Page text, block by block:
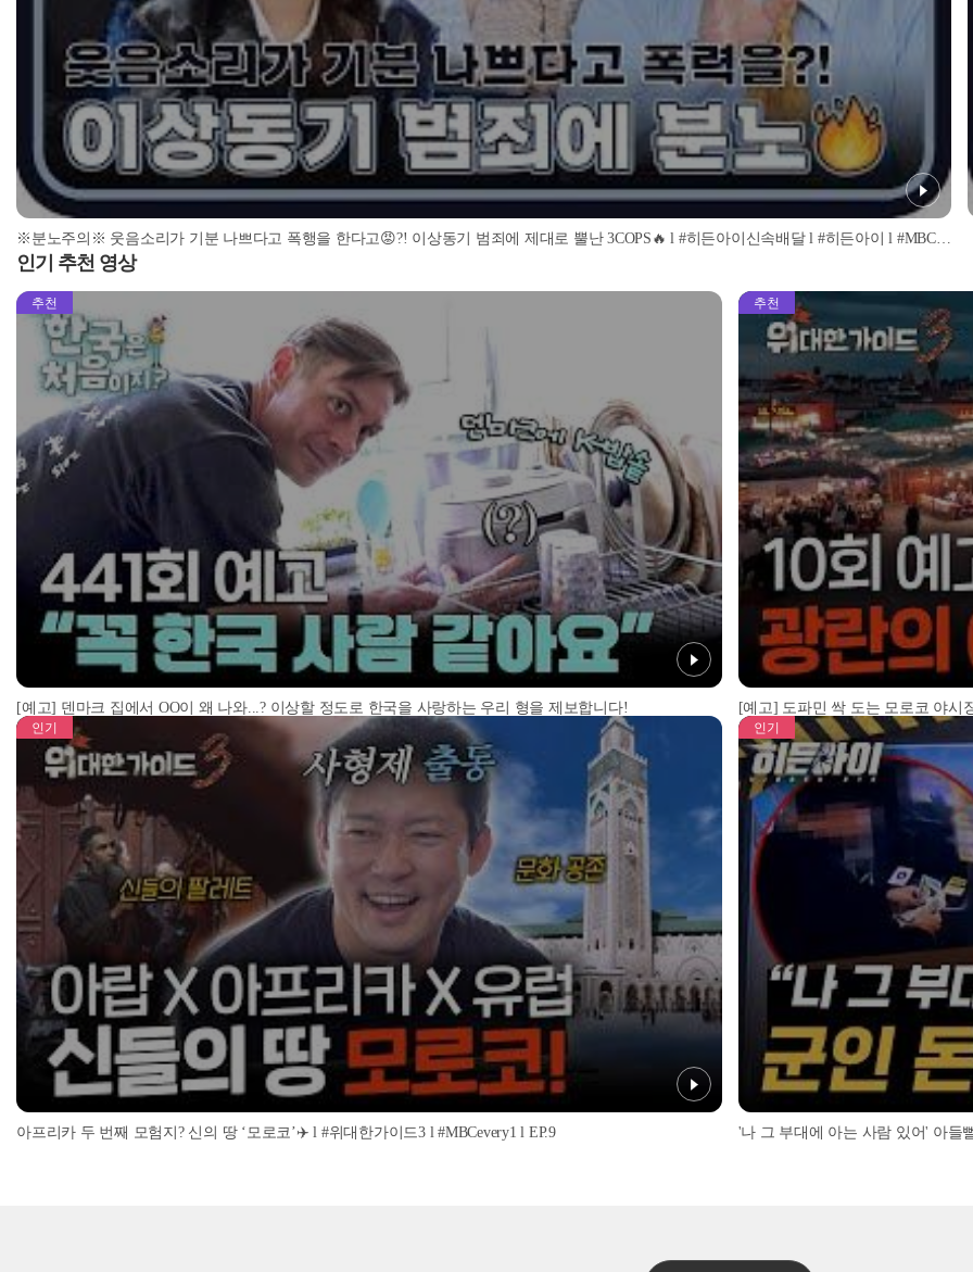
※분노주의※ 웃음소리가 기분 나쁘다고 폭행을 한다고😡?! 이상동기 범죄에 제대로 뿔난 3COPS🔥 l #히든아이신속배달 l #히든아이 l #MBCevery1 l EP.01
인기 추천 영상
추천
[예고] 덴마크 집에서 OO이 왜 나와...? 이상할 정도로 한국을 사랑하는 우리 형을 제보합니다!
추천
[예고] 도파민 싹 도는 모로코 야시
인기
아프리카 두 번째 모험지? 신의 땅 ‘모로코’✈️ l #위대한가이드3 l #MBCevery1 l EP.9
인기
'나 그 부대에 아는 사람 있어' 아들